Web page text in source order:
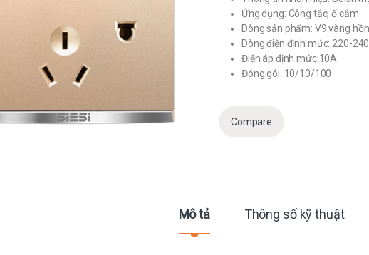
Ứng dụng: Công tắc, ổ cắm
Dòng sản phẩm: V9 vàng
Dòng điện định mức: 220-
Điện áp định mức:10A
Đóng gói: 10/10/100
Compare
Mô tả Thông số kỹ thuật